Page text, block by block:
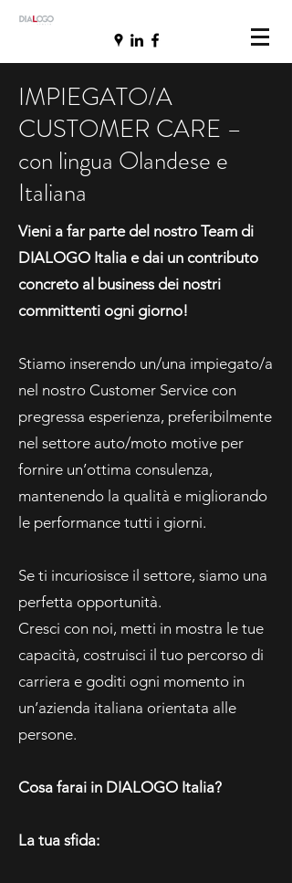
IMPIEGATO/A
CUSTOMER CARE –
con lingua Olandese e
Italiana
Vieni a far parte del nostro Team di
DIALOGO Italia e dai un contributo
concreto al business dei nostri
committenti ogni giorno!
Stiamo inserendo un/una impiegato/a
nel nostro Customer Service con
pregressa esperienza, preferibilmente
nel settore auto/moto motive per
fornire un’ottima consulenza,
mantenendo la qualità e migliorando
le performance tutti i giorni.
Se ti incuriosisce il settore, siamo una
perfetta opportunità.
Cresci con noi, metti in mostra le tue
capacità, costruisci il tuo percorso di
carriera e goditi ogni momento in
un’azienda italiana orientata alle
persone.
Cosa farai in DIALOGO Italia?
La tua sfida:​